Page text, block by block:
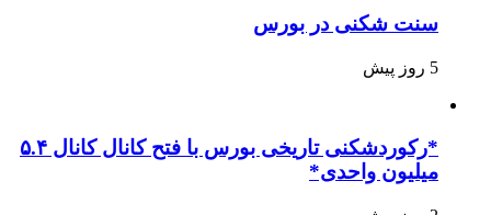
سنت شکنی در بورس
5 روز پیش
*رکوردشکنی تاریخی بورس با فتح کانال کانال ۵.۴
میلیون واحدی*